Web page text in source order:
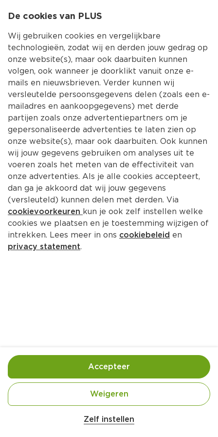
Kies jouw
Ingrediënten Bereiding
De cookies van PLUS
Wij gebruiken cookies en vergelijkbare
technologieën, zodat wij en derden jouw gedrag op
onze website(s), maar ook daarbuiten kunnen
volgen, ook wanneer je doorklikt vanuit onze e-
mails en nieuwsbrieven. Verder kunnen wij
versleutelde persoonsgegevens delen (zoals een e-
mailadres en aankoopgegevens) met derde
partijen zoals onze advertentiepartners om je
gepersonaliseerde advertenties te laten zien op
onze website(s), maar ook daarbuiten. Ook kunnen
wij jouw gegevens gebruiken om analyses uit te
voeren zoals het meten van de effectiviteit van
onze advertenties. Als je alle cookies accepteert,
dan ga je akkoord dat wij jouw gegevens
(versleuteld) kunnen delen met derden. Via
cookievoorkeuren kun je ook zelf instellen welke
cookies we plaatsen en je toestemming wijzigen of
intrekken. Lees meer in ons cookiebeleid en
privacy statement.
Zelf instellen
Weigeren
Accepteer